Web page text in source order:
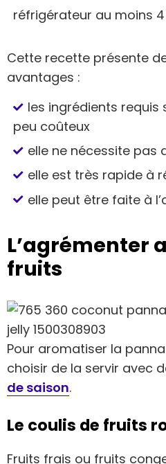
réfrigérateur au moins
Cette recette présente
avantages :
les ingrédients
peu coûteux
elle ne nécessite pas
elle est très rapide à
elle peut être faite à
L’agrémenter
fruits
Pour aromatiser la
choisir de la servir avec
de saison.
Le coulis de fruits
Fruits frais ou fruits